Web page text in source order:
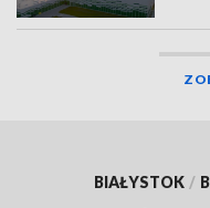
BIAŁYSTOK /